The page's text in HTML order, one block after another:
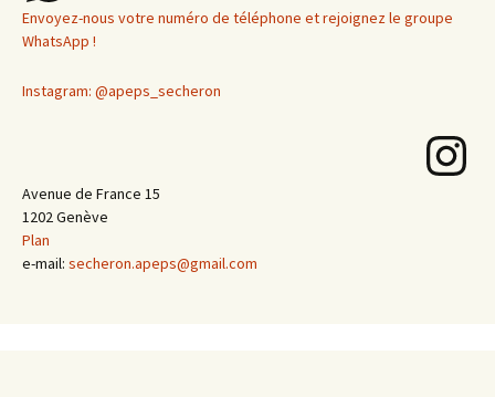
Envoyez-nous votre numéro de téléphone et rejoignez le groupe
WhatsApp !
Instagram: @apeps_secheron
Instagram
Avenue de France 15
1202 Genève
Plan
e-mail: secheron.apeps@gmail.com